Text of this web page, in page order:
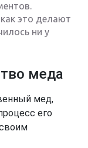
это делают
ни у
меда
мед,
его